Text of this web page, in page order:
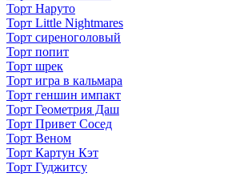
Торт Наруто
Торт Little Nightmares
Торт сиреноголовый
Торт попит
Торт шрек
Торт игра в кальмара
Торт геншин импакт
Торт Геометрия Даш
Торт Привет Сосед
Торт Веном
Торт Картун Кэт
Торт Гуджитсу